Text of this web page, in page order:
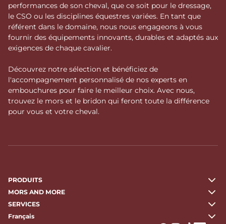
performances de son cheval, que ce soit pour le dressage,
le CSO ou les disciplines équestres variées. En tant que
référent dans le domaine, nous nous engageons à vous
fournir des équipements innovants, durables et adaptés aux
exigences de chaque cavalier.
Découvrez notre sélection et bénéficiez de
l'accompagnement personnalisé de nos experts en
embouchures pour faire le meilleur choix. Avec nous,
trouvez le mors et le bridon qui feront toute la différence
pour vous et votre cheval.
PRODUITS
MORS AND MORE
SERVICES
Français